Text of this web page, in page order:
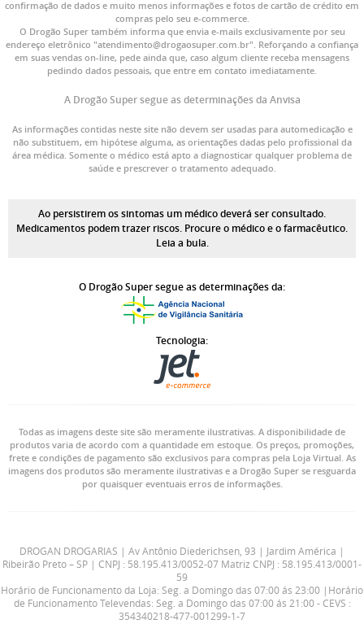
confirmação de dados e muito menos informações e fotos de cartão de crédito em
compras pelo seu e-commerce.
O Drogão Super também informa que envia e-mails exclusivamente por seu
endereço eletrônico "atendimento@drogaosuper.com.br". Reforçando a confiança
em suas vendas on-line, pede ainda que, caso algum cliente receba mensagens
pedindo dados pessoais, que entre em contato imediatamente.
A Drogão Super segue as determinações da Anvisa
As informações contidas neste site não devem ser usadas para automedicação e
não substituem, em hipótese alguma, as orientações dadas pelo profissional da
área médica. Somente o médico está apto a diagnosticar qualquer problema de
saúde e prescrever o tratamento adequado.
Ao persistirem os sintomas um médico deverá ser consultado.
Medicamentos podem trazer riscos. Procure o médico e o farmacêutico.
Leia a bula.
O Drogão Super segue as determinações da:
Tecnologia:
Todas as imagens deste site são meramente ilustrativas. A disponibilidade de
produtos varia de acordo com a quantidade em estoque. Os preços, promoções,
frete e condições de pagamento são exclusivos para compras pela Loja Virtual. As
imagens dos produtos são meramente ilustrativas e a Drogão Super se resguarda
por quaisquer eventuais erros de informações.
DROGAN DROGARIAS | Av Antônio Diederichsen, 93 | Jardim América |
Ribeirão Preto – SP | CNPJ : 58.195.413/0052-07 Matriz CNPJ : 58.195.413/0001-
59
Horário de Funcionamento da Loja: Seg. a Domingo das 07:00 ás 23:00 |Horário
de Funcionamento Televendas: Seg. a Domingo das 07:00 ás 21:00 - CEVS :
354340218-477-001299-1-7